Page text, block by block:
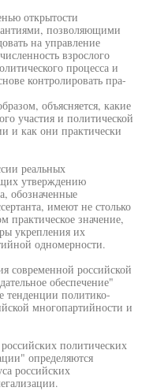
открытости
позволяющими
на управление
взрослого
процесса и
контролировать пра-
объясняется, какие
участия и политической
и как они практически
реальных
утверждению
обозначенные
имеют не столько
практическое значение,
укрепления их
одномерности.
современной российской
обеспечение"
тенденции политико-
многопартийности и
политических
определяются
российских